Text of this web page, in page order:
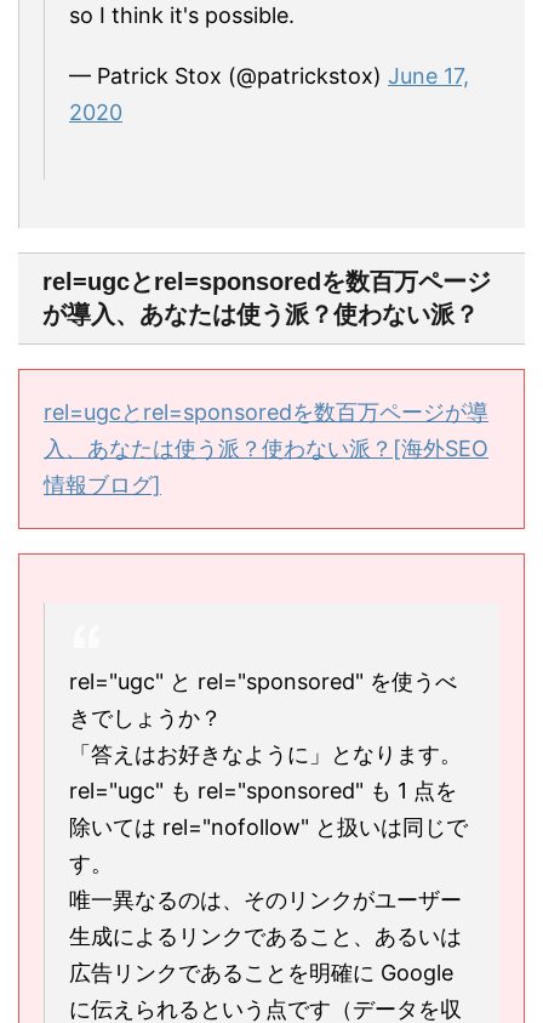
so I think it's possible.
— Patrick Stox (@patrickstox) June 17,
2020
rel=ugcとrel=sponsoredを数百万ページ
が導入、あなたは使う派？使わない派？
rel=ugcとrel=sponsoredを数百万ページが導
入、あなたは使う派？使わない派？[海外SEO
情報ブログ]
rel="ugc" と rel="sponsored" を使うべ
きでしょうか？
「答えはお好きなように」となります。
rel="ugc" も rel="sponsored" も 1 点を
除いては rel="nofollow" と扱いは同じで
す。
唯一異なるのは、そのリンクがユーザー
生成によるリンクであること、あるいは
広告リンクであることを明確に Google
に伝えられるという点です（データを収